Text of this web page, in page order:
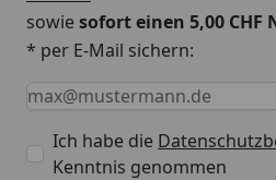
sowiesofort einen 5,00
* per E-Mail sichern:
Keine Eingabe erforderlich
Eingabe erforderlich
E-Mail *
Ich habe die
Kenntnis genommen